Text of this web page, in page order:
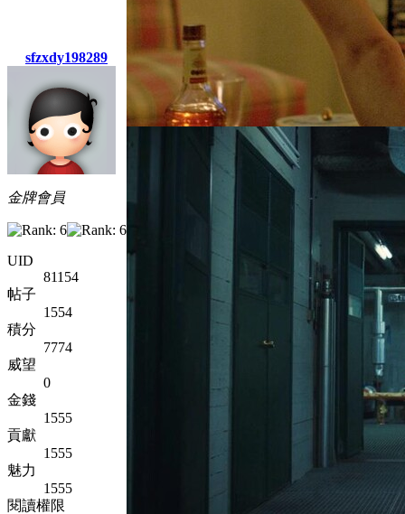
sfzxdy198289
金牌會員
UID
81154
帖子
1554
積分
7774
威望
0
金錢
1555
貢獻
1555
魅力
1555
閱讀權限